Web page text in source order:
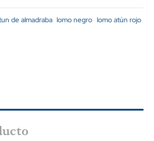
de almadraba lomo negro lomo atún rojo